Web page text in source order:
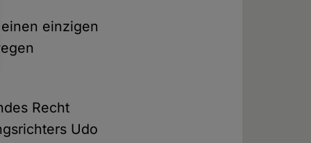
einen einzigen
Recht
Udo